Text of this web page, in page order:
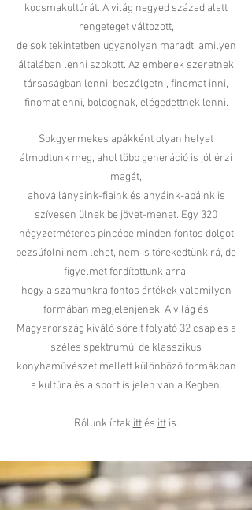
kocsmakultúrát. A világ negyed század alatt
rengeteget változott,
de sok tekintetben ugyanolyan maradt, amilyen
általában lenni szokott. Az emberek szeretnek
társaságban lenni, beszélgetni, finomat inni,
finomat enni, boldognak, elégedettnek lenni.
Sokgyermekes apákként olyan helyet
álmodtunk meg, ahol több generáció is jól érzi
magát,
ahová lányaink-fiaink és anyáink-apáink is
szívesen ülnek be jövet-menet. Egy 320
négyzetméteres pincébe minden fontos dolgot
bezsúfolni nem lehet, nem is törekedtünk rá, de
figyelmet fordítottunk arra,
hogy a számunkra fontos értékek valamilyen
formában megjelenjenek. A világ és
Magyarország kiváló söreit folyató 32 csap és a
széles spektrumú, de klasszikus
konyhaművészet mellett különböző formákban
a kultúra és a sport is jelen van a Kegben.
Rólunk írtak ittés ittis.